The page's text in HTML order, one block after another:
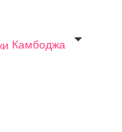
Камбоджа
